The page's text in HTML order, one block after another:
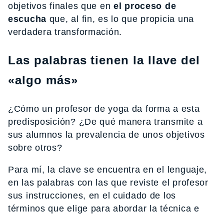
objetivos finales que enel proceso de
escucha que, al fin, es lo que propicia una
verdadera transformación.
Las palabras tienen la llave del
«algo más»
¿Cómo un profesor de yoga da forma a esta
predisposición? ¿De qué manera transmite a
sus alumnos la prevalencia de unos objetivos
sobre otros?
Para mí, la clave se encuentra en el lenguaje,
en las palabras con las que reviste el profesor
sus instrucciones, en el cuidado de los
términos que elige para abordar la técnica e